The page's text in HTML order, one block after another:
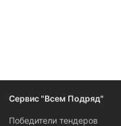
Сервис "Всем Подряд"
Победители тендеров